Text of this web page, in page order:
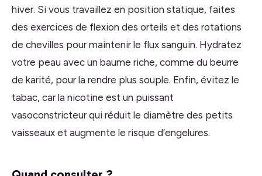
hiver. Si vous travaillez en position statique, faites
des exercices de flexion des orteils et des rotations
de chevilles pour maintenir le flux sanguin. Hydratez
votre peau avec un baume riche, comme du beurre
de karité, pour la rendre plus souple. Enfin, évitez le
tabac, car la nicotine est un puissant
vasoconstricteur qui réduit le diamètre des petits
vaisseaux et augmente le risque d’engelures.